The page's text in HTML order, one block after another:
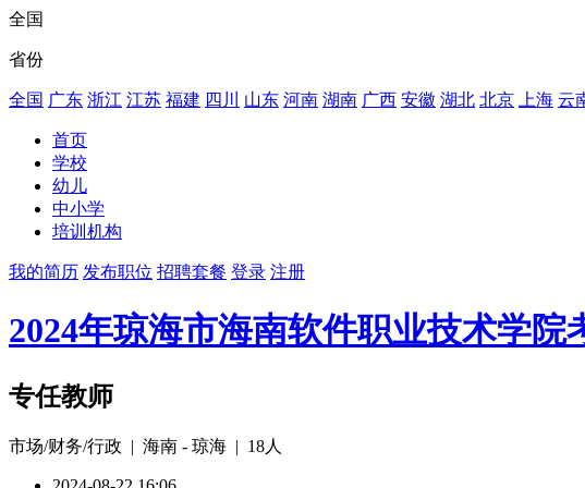
全国
省份
全国 广东 浙江 江苏 福建 四川 山东 河南 湖南 广西 安徽 湖北 北京 上海 云
首页
学校
幼儿
中小学
培训机构
我的简历 发布职位 招聘套餐 登录 注册
2024年琼海市海南软件职业技术学院
专任教师
市场/财务/行政 | 海南 - 琼海 | 18人